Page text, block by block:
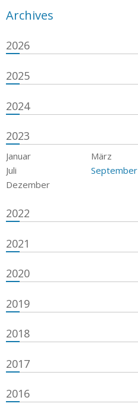
Archives
2026
2025
2024
2023
Januar März
Juli
September
Dezember
2022
2021
2020
2019
2018
2017
2016